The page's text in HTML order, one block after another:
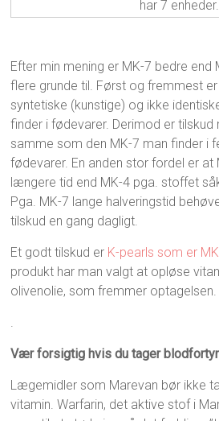
har 7 enheder.
Efter min mening er MK-7 bedre end
flere grunde til. Først og fremmest
syntetiske (kunstige) og ikke
finder i fødevarer. Derimod er
samme som den MK-7 man finder i
fødevarer. En anden stor fordel er at
længere tid end MK-4 pga. stoffet
Pga. MK-7 lange halveringstid
tilskud en gang dagligt.
Et godt tilskud er K-pearls som er
produkt har man valgt at opløse
olivenolie, som fremmer optagelsen.
.
Vær forsigtig hvis du tager
Lægemidler som Marevan bør ikke
vitamin. Warfarin, det aktive stof i